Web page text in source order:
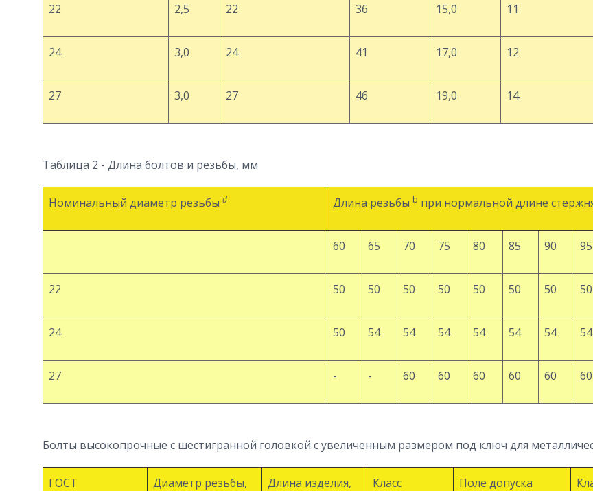
22 2,5 22 36 15,0 11
24 3,0 24 41 17,0 12
27 3,0 27 46 19,0 14
Таблица 2 - Длина болтов и резьбы, мм
Номинальный диаметр резьбы d Длина резьбы b при нормальной длине
60 65 70 75 80 85 90 95
22 50 50 50 50 50 50 50 50
24 50 54 54 54 54 54 54 54
27 - - 60 60 60 60 60 60
Болты высокопрочные с шестигранной головкой с увеличенным размером под ключ для
ГОСТ
Диаметр резьбы,
Длина изделия,
Класс
Поле допуска